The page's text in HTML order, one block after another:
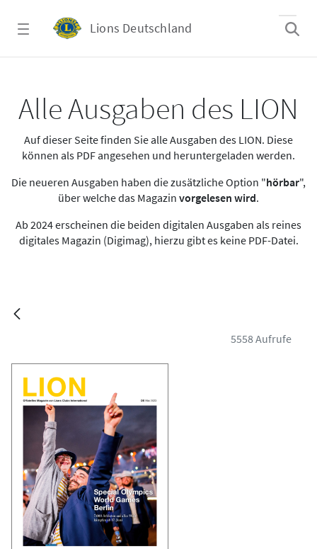
Lions Deutschland
Alle Ausgaben des LION
Auf dieser Seite finden Sie alle Ausgaben des LION. Diese
können als PDF angesehen und heruntergeladen werden.
Die neueren Ausgaben haben die zusätzliche Option "hörbar",
über welche das Magazin vorgelesen wird.
Ab 2024 erscheinen die beiden digitalen Ausgaben als reines
digitales Magazin (Digimag), hierzu gibt es keine PDF-Datei.
5558 Aufrufe